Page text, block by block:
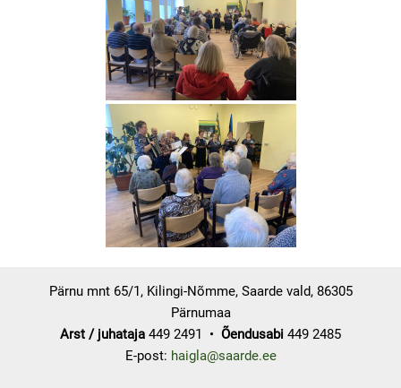
Pärnu mnt 65/1, Kilingi-Nõmme, Saarde vald, 86305
Pärnumaa
Arst / juhataja 449 2491 • Õendusabi 449 2485
E-post: haigla@saarde.ee